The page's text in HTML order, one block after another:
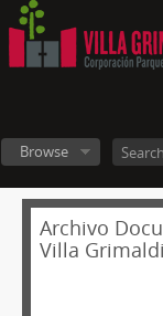
Browse
Archivo
Villa Grimaldi